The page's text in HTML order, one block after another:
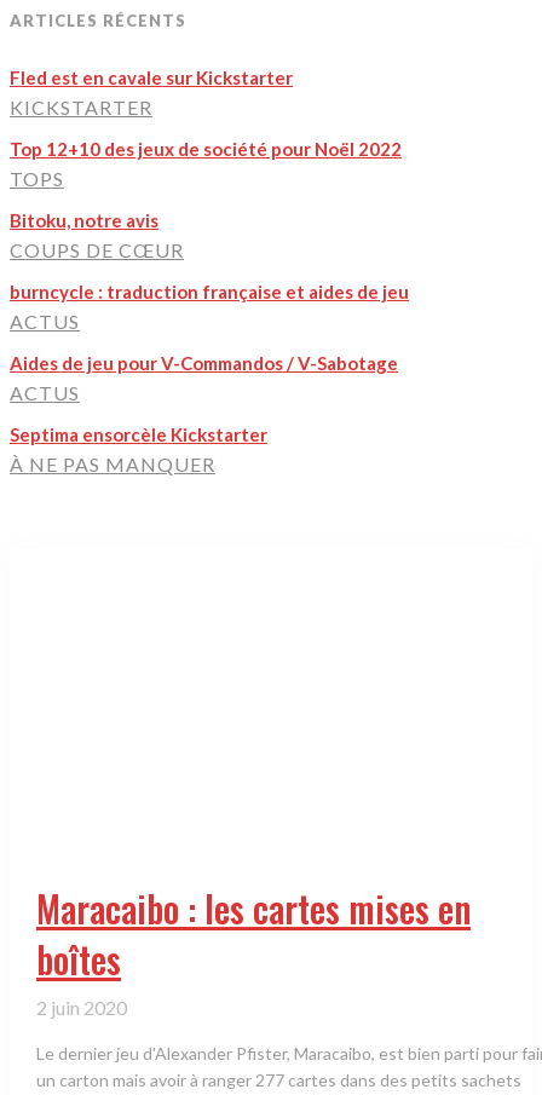
ARTICLES RÉCENTS
Fled est en cavale sur Kickstarter
KICKSTARTER
Top 12+10 des jeux de société pour Noël 2022
TOPS
Bitoku, notre avis
COUPS DE CŒUR
burncycle : traduction française et aides de jeu
ACTUS
Aides de jeu pour V-Commandos / V-Sabotage
ACTUS
Septima ensorcèle Kickstarter
À NE PAS MANQUER
Maracaibo : les cartes mises en
boîtes
2 juin 2020
Le dernier jeu d'Alexander Pfister, Maracaibo, est bien parti pour
un carton mais avoir à ranger 277 cartes dans des petits sachets